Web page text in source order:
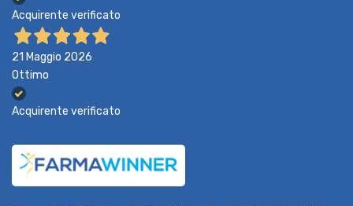
Acquirente verificato
21 Maggio 2026
Ottimo
Acquirente verificato